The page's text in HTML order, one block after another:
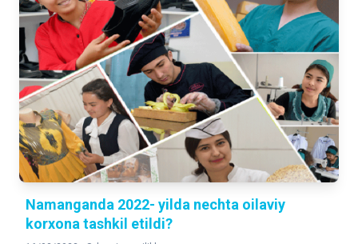
Namanganda 2022- yilda nechta oilaviy
korxona tashkil etildi?